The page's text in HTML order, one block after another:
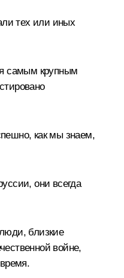
тех или иных
самым крупным
как мы знаем,
они всегда
близкие
войне,